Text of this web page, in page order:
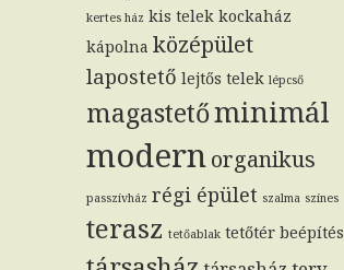
kertes ház kis telek kockaház
kápolna középület
lapostető lejtős telek lépcső
magastetőminimál
modernorganikus
passzívház régi épület szalma színes
terasz tetőablak tetőtér beépítés